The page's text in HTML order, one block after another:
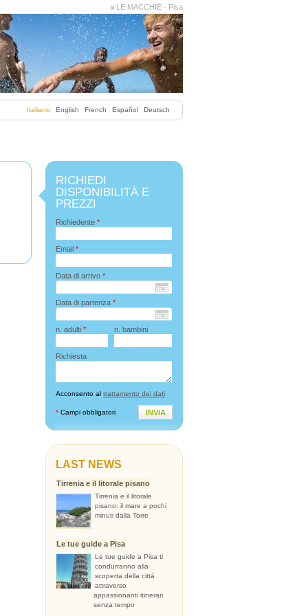
LE MACCHIE - Pisa
Italiano English French Español Deutsch
RICHIEDI
DISPONIBILITÀ E
PREZZI
Richiedente *
Email *
Data di arrivo *
Data di partenza *
n. adulti * n. bambini
Richiesta
Acconsento al trattamento dei dati
INVIA
* Campi obbligatori
LAST NEWS
Tirrenia e il litorale pisano
Tirrenia e il litorale
pisano: il mare a pochi
minuti dalla Torre
Le tue guide a Pisa
Le tue guide a Pisa ti
condurranno alla
scoperta della città
attraverso
appassionanti itinerari
senza tempo